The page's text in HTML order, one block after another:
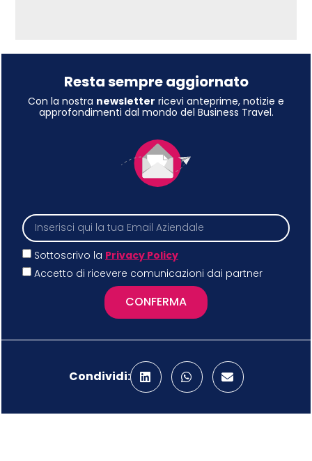
Resta sempre aggiornato
Con la nostra newsletter ricevi anteprime, notizie e
approfondimenti dal mondo del Business Travel.
Sottoscrivo la Privacy Policy
Accetto di ricevere comunicazioni dai partner
CONFERMA
Condividi: